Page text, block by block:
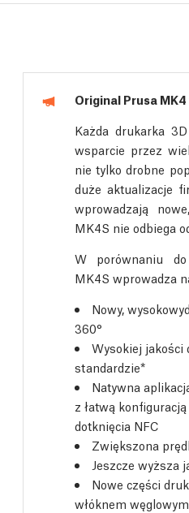
Original Prusa MK4
Każda drukarka
wsparcie przez
nie tylko drobne
duże aktualizacje
wprowadzają
MK4S nie odbiega
W porównaniu
MK4S wprowadza
Nowy,
360°
Wysokiej jakości
standardzie*
Natywna
z łatwą
dotknięcia NFC
Zwiększona
Jeszcze wyższa
Nowe części
włóknem